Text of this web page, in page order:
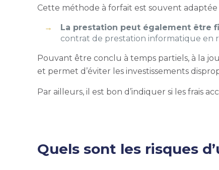
Cette méthode à forfait est souvent
La prestation peut également être
contrat de prestation informatique en
Pouvant être conclu à temps partiels, à la
et permet d’éviter les investissements
Par ailleurs, il est bon d’indiquer si les frais
Quels sont les risques